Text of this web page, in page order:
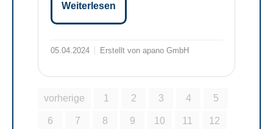
Weiterlesen
05.04.2024 Erstellt von apano GmbH
vorherige 1 2 3 4 5
6 7 8 9 10 11 12